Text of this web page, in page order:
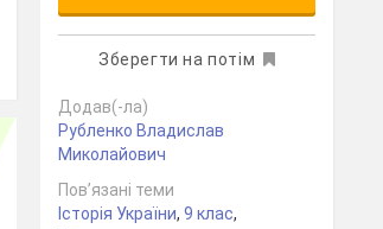
Зберегти на потім
Додав(-ла)
Рубленко Владислав
Миколайович
Пов’язані теми
Історія України,9 клас,